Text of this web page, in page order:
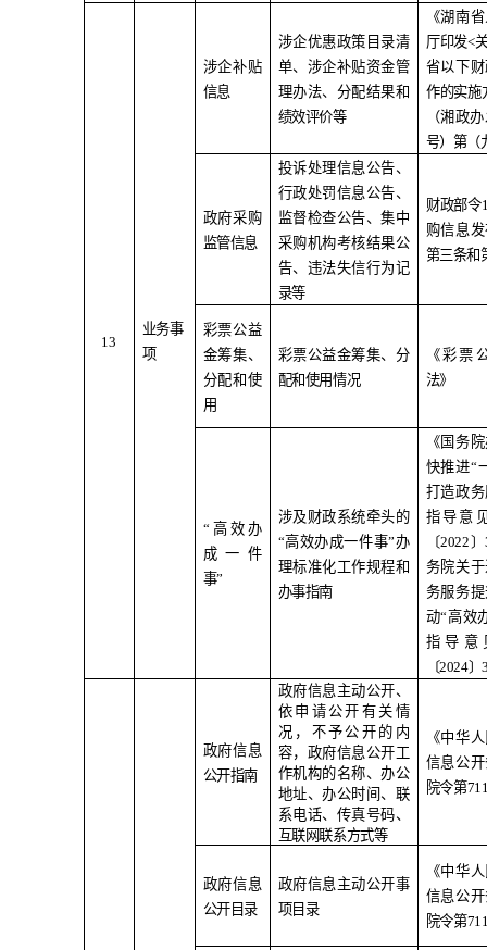
1 3
业务事
项
涉企补贴
信息
涉企优惠政策目录清
单、涉企补贴资金管
理办法、分配结果和
绩效评价等
《湖南
厅印发<
省以下
作的实施
（湘政
号）第（
政府采购
监管信息
投诉处理信息公告、
行政处罚信息公告、
监督检查公告、集中
采购机构考核结果公
告、违法失信行为记
录等
财政部令
购信息
第三条和
彩票公益
金筹集、
分配和使
用
彩票公益金筹集、分
配和使用情况
《彩票
法》
“高效办
成一件
事”
涉及财政系统牵头的
“高效办成一件事”办
理标准化工作规程和
办事指南
《国务
快推进“
打造政
指导意
〔2022 〕
务院关
务服务
动“高效
指导意
〔2024〕
政府信息
公开指南
政府信息主动公开、
依申请公开有关情
况，不予公开的内
容，政府信息公开工
作机构的名称、办公
地址、办公时间、联
系电话、传真号码、
互联网联系方式等
《中华
信息公
院令第
政府信息
公开目录
政府信息主动公开事
项目录
《中华
信息公
院令第